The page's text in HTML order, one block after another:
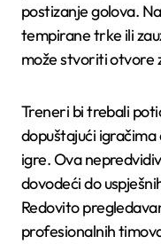
postizanje golova.
tempirane trke ili
može stvoriti otvore
Treneri bi trebali
dopuštajući
igre. Ova
dovodeći do
Redovito
profesionalnih